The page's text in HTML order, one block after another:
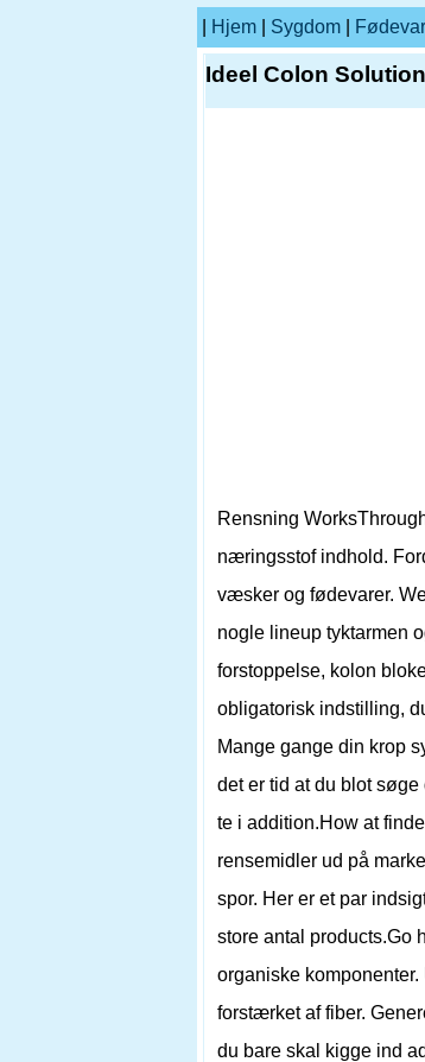
Hjem Sygdom
Ideel Colon
Rensning
næringsstof indhold.
væsker og fødevarer.
nogle lineup tyktarmen
forstoppelse, kolon
obligatorisk indstilling,
Mange gange din krop
det er tid at du blot
te i addition.How at
rensemidler ud på
spor. Her er et par
store antal products.Go
organiske
forstærket af fiber.
du bare skal kigge ind